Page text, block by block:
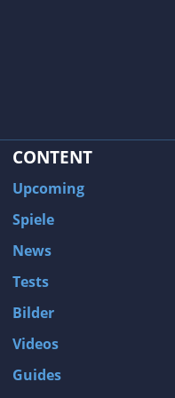
CONTENT
Upcoming
Spiele
News
Tests
Bilder
Videos
Guides